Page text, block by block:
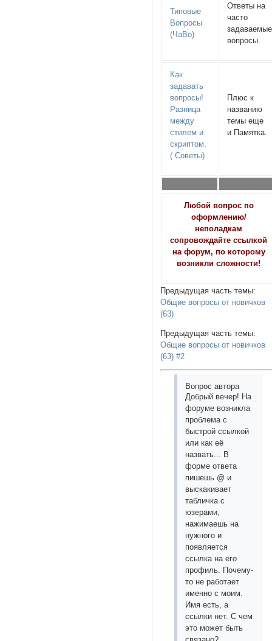
Типовые
Вопросы
(ЧаВо)
Ответы на
часто
задаваемые
вопросы.
Как
задавать
вопросы!
Разница
между
стилем и
скриптом.
( Советы)
Плюс к
названию
темы еще
и Памятка.
Любой вопрос по
оформлению/
неполадкам
сопровождайте ссылкой
на форум, по которому
возникли сложности!
Предыдущая часть темы:
Общие вопросы от новичков
(63)
Предыдущая часть темы:
Общие вопросы от новичков
(63) #2
Вопрос автора
Добрый вечер! На
форуме возникла
проблема с
быстрой ссылкой
или как её
назвать... В
форме ответа
пишешь @ и
выскакивает
табличка с
юзерами,
нажимаешь на
нужного и
появляется
ссылка на его
профиль. Почему-
то не работает
именно с моим.
Имя есть, а
ссылки нет. С чем
это может быть